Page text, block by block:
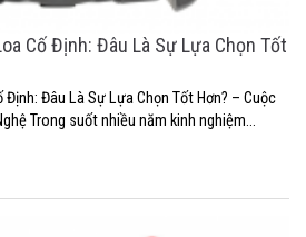
Cố Định: Đâu Là Sự Lựa Chọn Tốt
Định: Đâu Là Sự Lựa Chọn Tốt Hơn? – Cuộc
Trong suốt nhiều năm kinh nghiệm...